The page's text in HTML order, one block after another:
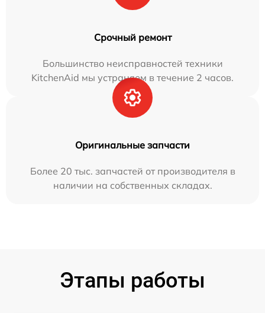
Срочный ремонт
Большинство неисправностей техники
KitchenAid мы устраняем в течение 2 часов.
Оригинальные запчасти
Более 20 тыс. запчастей от производителя в
наличии на собственных складах.
Этапы работы